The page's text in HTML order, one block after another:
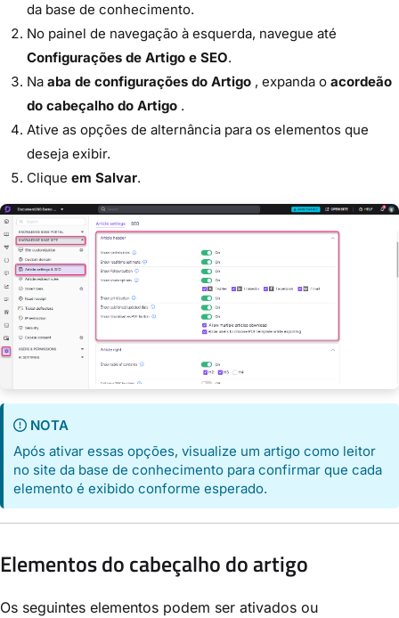
da base de conhecimento.
No painel de navegação à esquerda, navegue até
Configurações de Artigo e SEO.
Na aba de configurações do Artigo , expanda o acordeão
do cabeçalho do Artigo .
Ative as opções de alternância para os elementos que
deseja exibir.
Clique em Salvar.
NOTA
Após ativar essas opções, visualize um artigo como leitor
no site da base de conhecimento para confirmar que cada
elemento é exibido conforme esperado.
Elementos do cabeçalho do artigo
Os seguintes elementos podem ser ativados ou